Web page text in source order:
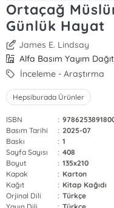
Ortaçağ
Günlük Hayat
James E. Lindsay
Alfa Basım Yayım
İnceleme - Araştırma
Hepsiburada Ürünler
ISBN :
Basım Tarihi
: 2025-07
Baskı
: 1
Sayfa Sayısı
: 408
Boyut
: 135x210
Kapak
: Karton
Kağıt
: Kitap Kağıdı
Orjinal Dili
: Türkçe